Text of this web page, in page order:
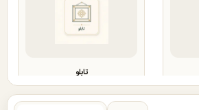
تابلو